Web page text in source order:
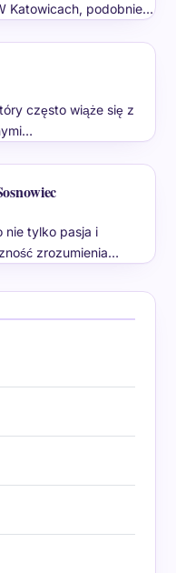
Katowicach, podobnie…
często wiąże się z
nie tylko pasja i
zrozumienia…